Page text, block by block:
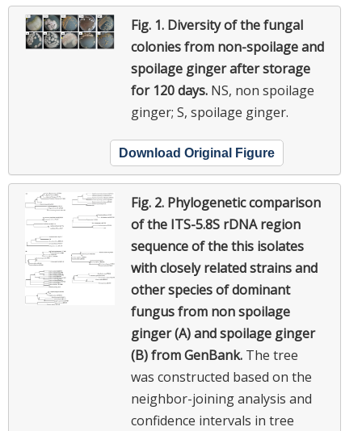
Fig. 1. Diversity of the fungal
colonies from non-spoilage and
spoilage ginger after storage
for 120 days. NS, non spoilage
ginger; S, spoilage ginger.
Download Original Figure
Fig. 2. Phylogenetic comparison
of the ITS-5.8S rDNA region
sequence of the this isolates
with closely related strains and
other species of dominant
fungus from non spoilage
ginger (A) and spoilage ginger
(B) from GenBank. The tree
was constructed based on the
neighbor-joining analysis and
confidence intervals in tree